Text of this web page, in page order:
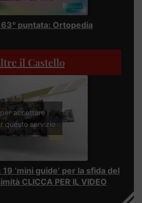
puntata: Ortopedia
il Castello
accettare i
questo servizio
‘mini guide’ per la sfida del
CLICCA PER IL VIDEO